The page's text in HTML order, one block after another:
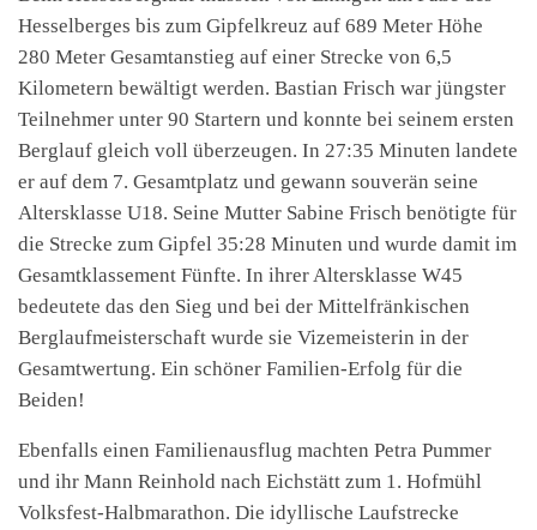
Hesselberges bis zum Gipfelkreuz auf 689 Meter Höhe
280 Meter Gesamtanstieg auf einer Strecke von 6,5
Kilometern bewältigt werden. Bastian Frisch war jüngster
Teilnehmer unter 90 Startern und konnte bei seinem ersten
Berglauf gleich voll überzeugen. In 27:35 Minuten landete
er auf dem 7. Gesamtplatz und gewann souverän seine
Altersklasse U18. Seine Mutter Sabine Frisch benötigte für
die Strecke zum Gipfel 35:28 Minuten und wurde damit im
Gesamtklassement Fünfte. In ihrer Altersklasse W45
bedeutete das den Sieg und bei der Mittelfränkischen
Berglaufmeisterschaft wurde sie Vizemeisterin in der
Gesamtwertung. Ein schöner Familien-Erfolg für die
Beiden!
Ebenfalls einen Familienausflug machten Petra Pummer
und ihr Mann Reinhold nach Eichstätt zum 1. Hofmühl
Volksfest-Halbmarathon. Die idyllische Laufstrecke